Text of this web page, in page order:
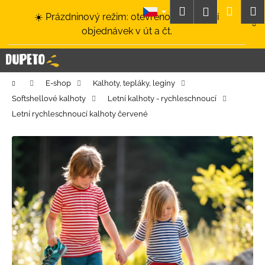
☀️ Prázdninový režim: otevřeno a odesílání
objednávek v út a čt.
HledatPřihlášení
Domů E-shop
Kalhoty, tepláky, legíny
Softshellové kalhoty
Letní kalhoty - rychleschnoucí
Letní rychleschnoucí kalhoty červené
í
k C
o
p
o
ř
e
u
j
e
t
e